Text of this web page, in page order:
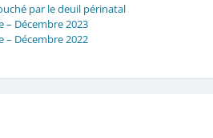
par le deuil périnatal
– Décembre 2023
– Décembre 2022